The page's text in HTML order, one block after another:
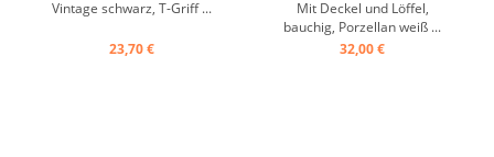
Vintage schwarz, T-Griff ...
23,70 €
Mit Deckel und Löffel,
bauchig, Porzellan weiß ...
32,00 €